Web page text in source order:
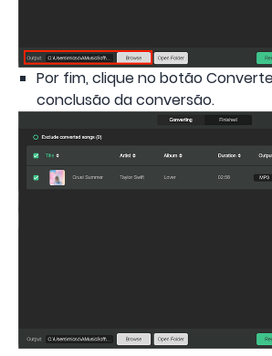
Por fim, clique no botão
conclusão da conversão.